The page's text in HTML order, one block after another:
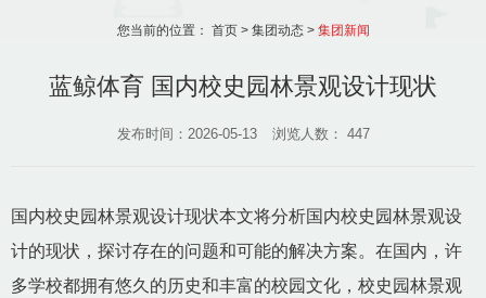
您当前的位置： 首页> 集团动态> 集团新闻
蓝鲸体育 国内校史园林景观设计现状
发布时间：2026-05-13 浏览人数： 447
国内校史园林景观设计现状本文将分析国内校史园林景观设
计的现状，探讨存在的问题和可能的解决方案。在国内，许
多学校都拥有悠久的历史和丰富的校园文化，校史园林景观